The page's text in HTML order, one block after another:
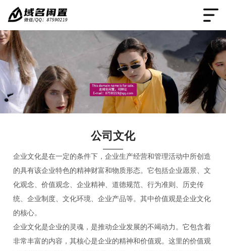
公司文化
企业文化是在一定的条件下，企业生产经营和管理活动中所创造
的具有该企业特色的精神财富和物质形态。它包括企业愿景、文
化观念、价值观念、企业精神、道德规范、行为准则、历史传
统、企业制度、文化环境、企业产品等。其中价值观是企业文化
的核心。
企业文化是企业的灵魂，是推动企业发展的不竭动力。它包含着
非常丰富的内容，其核心是企业的精神和价值观。这里的价值观